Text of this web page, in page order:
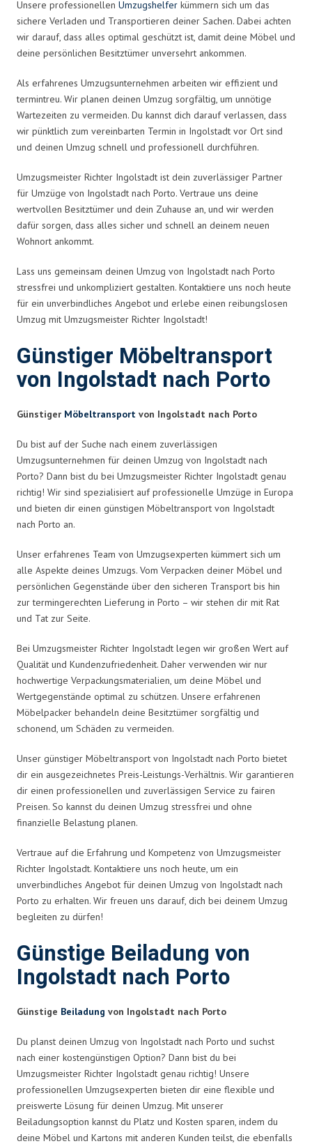
Unsere professionellen Umzugshelfer kümmern sich um das
sichere Verladen und Transportieren deiner Sachen. Dabei achten
wir darauf, dass alles optimal geschützt ist, damit deine Möbel und
deine persönlichen Besitztümer unversehrt ankommen.
Als erfahrenes Umzugsunternehmen arbeiten wir effizient und
termintreu. Wir planen deinen Umzug sorgfältig, um unnötige
Wartezeiten zu vermeiden. Du kannst dich darauf verlassen, dass
wir pünktlich zum vereinbarten Termin in Ingolstadt vor Ort sind
und deinen Umzug schnell und professionell durchführen.
Umzugsmeister Richter Ingolstadt ist dein zuverlässiger Partner
für Umzüge von Ingolstadt nach Porto. Vertraue uns deine
wertvollen Besitztümer und dein Zuhause an, und wir werden
dafür sorgen, dass alles sicher und schnell an deinem neuen
Wohnort ankommt.
Lass uns gemeinsam deinen Umzug von Ingolstadt nach Porto
stressfrei und unkompliziert gestalten. Kontaktiere uns noch heute
für ein unverbindliches Angebot und erlebe einen reibungslosen
Umzug mit Umzugsmeister Richter Ingolstadt!
Günstiger Möbeltransport
von Ingolstadt nach Porto
Günstiger Möbeltransport von Ingolstadt nach Porto
Du bist auf der Suche nach einem zuverlässigen
Umzugsunternehmen für deinen Umzug von Ingolstadt nach
Porto? Dann bist du bei Umzugsmeister Richter Ingolstadt genau
richtig! Wir sind spezialisiert auf professionelle Umzüge in Europa
und bieten dir einen günstigen Möbeltransport von Ingolstadt
nach Porto an.
Unser erfahrenes Team von Umzugsexperten kümmert sich um
alle Aspekte deines Umzugs. Vom Verpacken deiner Möbel und
persönlichen Gegenstände über den sicheren Transport bis hin
zur termingerechten Lieferung in Porto – wir stehen dir mit Rat
und Tat zur Seite.
Bei Umzugsmeister Richter Ingolstadt legen wir großen Wert auf
Qualität und Kundenzufriedenheit. Daher verwenden wir nur
hochwertige Verpackungsmaterialien, um deine Möbel und
Wertgegenstände optimal zu schützen. Unsere erfahrenen
Möbelpacker behandeln deine Besitztümer sorgfältig und
schonend, um Schäden zu vermeiden.
Unser günstiger Möbeltransport von Ingolstadt nach Porto bietet
dir ein ausgezeichnetes Preis-Leistungs-Verhältnis. Wir garantieren
dir einen professionellen und zuverlässigen Service zu fairen
Preisen. So kannst du deinen Umzug stressfrei und ohne
finanzielle Belastung planen.
Vertraue auf die Erfahrung und Kompetenz von Umzugsmeister
Richter Ingolstadt. Kontaktiere uns noch heute, um ein
unverbindliches Angebot für deinen Umzug von Ingolstadt nach
Porto zu erhalten. Wir freuen uns darauf, dich bei deinem Umzug
begleiten zu dürfen!
Günstige Beiladung von
Ingolstadt nach Porto
Günstige Beiladung von Ingolstadt nach Porto
Du planst deinen Umzug von Ingolstadt nach Porto und suchst
nach einer kostengünstigen Option? Dann bist du bei
Umzugsmeister Richter Ingolstadt genau richtig! Unsere
professionellen Umzugsexperten bieten dir eine flexible und
preiswerte Lösung für deinen Umzug. Mit unserer
Beiladungsoption kannst du Platz und Kosten sparen, indem du
deine Möbel und Kartons mit anderen Kunden teilst, die ebenfalls